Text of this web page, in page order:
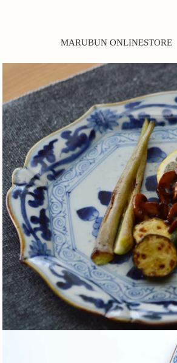
MARUBUN ONLINESTORE